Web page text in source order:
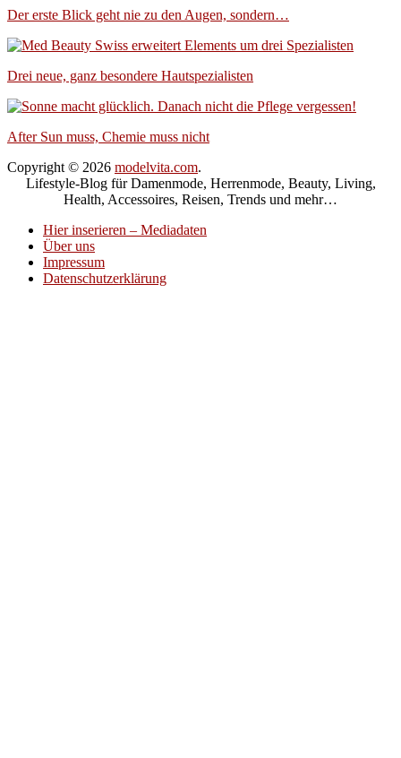
Der erste Blick geht nie zu den Augen, sondern…
Drei neue, ganz besondere Hautspezialisten
After Sun muss, Chemie muss nicht
Copyright © 2026 modelvita.com.
Lifestyle-Blog für Damenmode, Herrenmode, Beauty, Living,
Health, Accessoires, Reisen, Trends und mehr…
Hier inserieren – Mediadaten
Über uns
Impressum
Datenschutzerklärung